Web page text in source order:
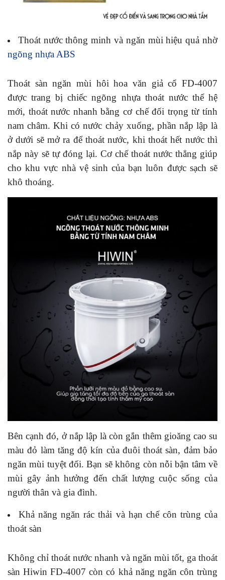
Thoát nước thông minh và ngăn mùi hiệu quả nhờ
ngõng nhựa ABS
Thoát sàn ngăn mùi hôi hoa văn giả cổ FD-4007
được trang bị chiếc ngõng nhựa thoát nước thế hệ
mới, thoát nước nhanh bằng cơ chế đối trọng từ tính
nam châm. Khi có nước chảy xuống, phần nắp lập là
ở dưới sẽ mở ra để thoát nước, khi thoát hết nước thì
nắp này sẽ tự đóng lại. Cơ chế thoát nước thẳng giúp
cho khu vực nhà vệ sinh của bạn luôn được sạch sẽ
khô thoáng.
Bên cạnh đó, ở nắp lập là còn gắn thêm gioăng cao su
màu đỏ làm tăng độ kín của đuôi thoát sàn, đảm bảo
ngăn mùi tuyệt đối. Bạn sẽ không còn nỗi bận tâm về
mùi gây ảnh hưởng đến chất lượng cuộc sống của
người thân và gia đình.
Khả năng ngăn rác thải và hạn chế côn trùng của
thoát sàn
Không chỉ thoát nước nhanh và ngăn mùi tốt, ga thoát
sàn Hiwin FD-4007 còn có khả năng ngăn côn trùng